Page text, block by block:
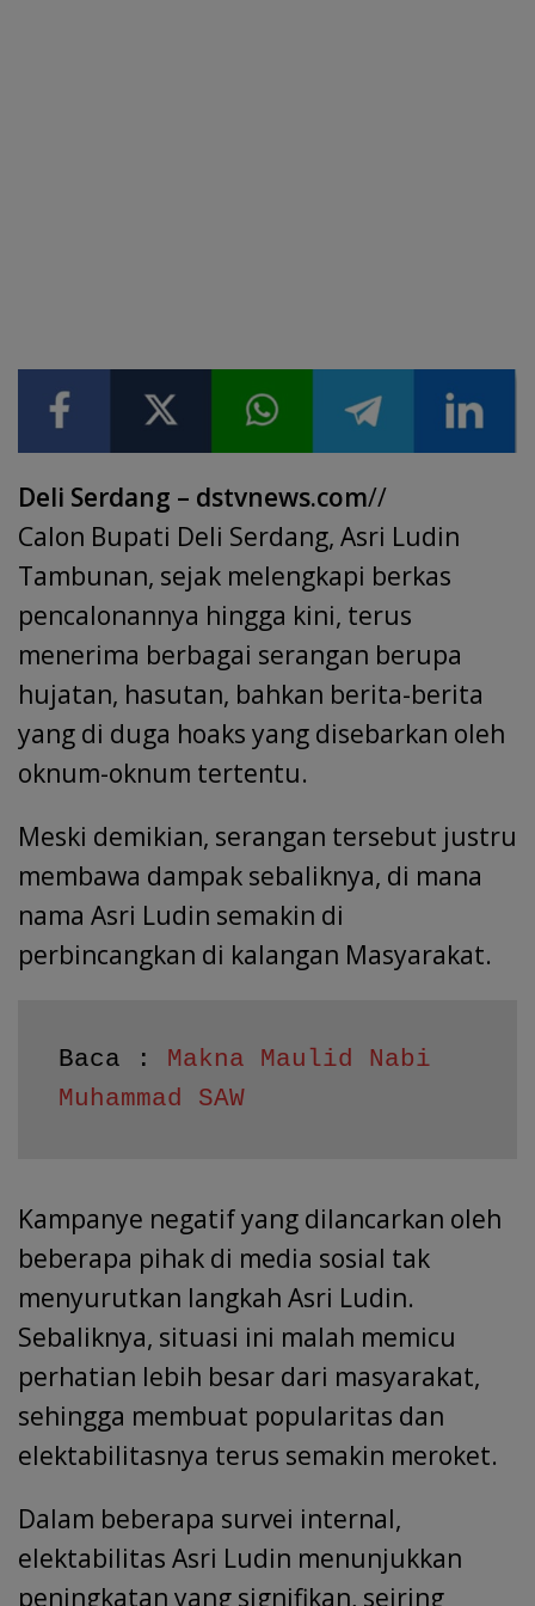
Deli Serdang – dstvnews.com//
Calon Bupati Deli Serdang, Asri Ludin
Tambunan, sejak melengkapi berkas
pencalonannya hingga kini, terus
menerima berbagai serangan berupa
hujatan, hasutan, bahkan berita-berita
yang di duga hoaks yang disebarkan oleh
oknum-oknum tertentu.
Meski demikian, serangan tersebut justru
membawa dampak sebaliknya, di mana
nama Asri Ludin semakin di
perbincangkan di kalangan Masyarakat.
Baca : Makna Maulid Nabi
Muhammad SAW
Kampanye negatif yang dilancarkan oleh
beberapa pihak di media sosial tak
menyurutkan langkah Asri Ludin.
Sebaliknya, situasi ini malah memicu
perhatian lebih besar dari masyarakat,
sehingga membuat popularitas dan
elektabilitasnya terus semakin meroket.
Dalam beberapa survei internal,
elektabilitas Asri Ludin menunjukkan
peningkatan yang signifikan, seiring